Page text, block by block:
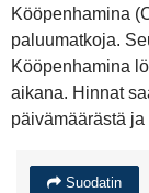
Kööpenhamina
paluumatkoja.
Kööpenhamina
aikana. Hinnat
päivämäärästä
Suodatin